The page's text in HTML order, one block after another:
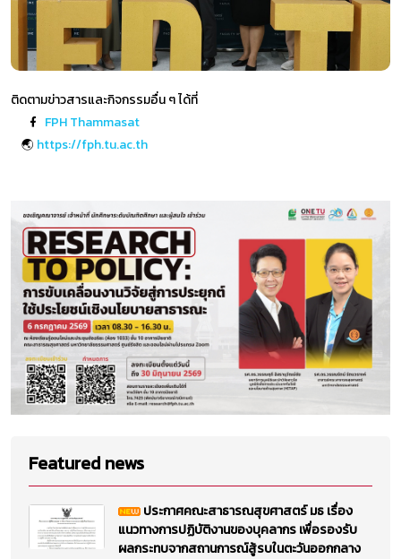
ติดตามข่าวสารและกิจกรรมอื่น ๆ ได้ที่
FPH Thammasat
🌏 https://fph.tu.ac.th
Featured news
ประกาศคณะสาธารณสุขศาสตร์ มธ เรื่อง
แนวทางการปฏิบัติงานของบุคลากร เพื่อรองรับ
ผลกระทบจากสถานการณ์สู้รบในตะวันออกกลาง